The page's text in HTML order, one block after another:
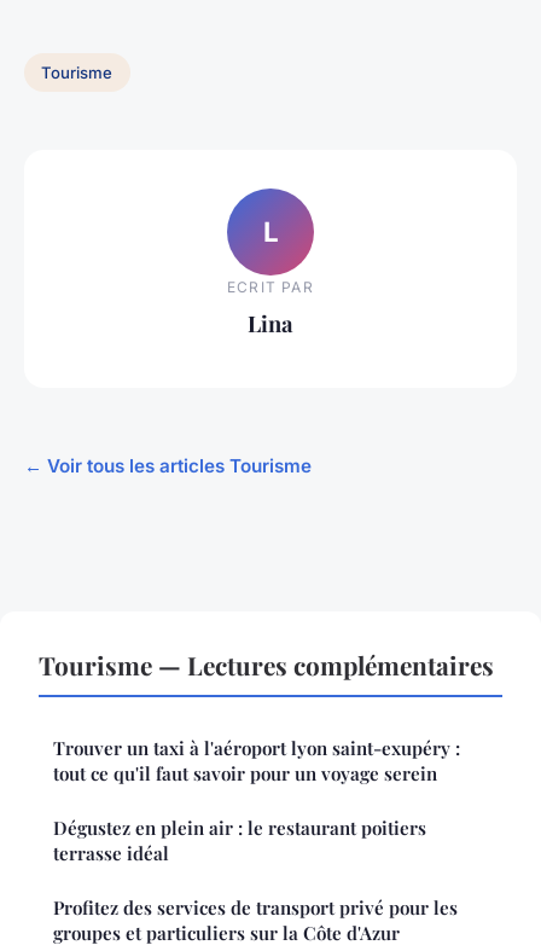
Tourisme
L
ECRIT PAR
Lina
← Voir tous les articles Tourisme
Tourisme — Lectures complémentaires
Trouver un taxi à l'aéroport lyon saint-exupéry :
tout ce qu'il faut savoir pour un voyage serein
Dégustez en plein air : le restaurant poitiers
terrasse idéal
Profitez des services de transport privé pour les
groupes et particuliers sur la Côte d'Azur